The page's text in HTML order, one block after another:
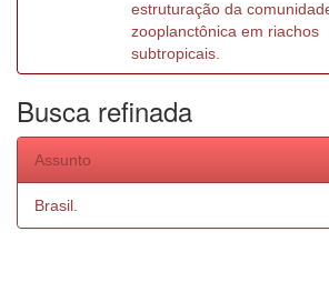
estruturação da
zooplanctônica em riachos
subtropicais.
Busca refinada
Assunto
Brasil.